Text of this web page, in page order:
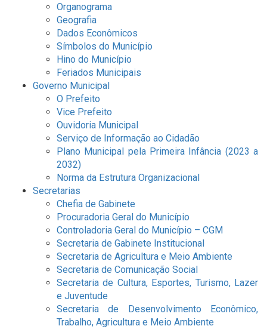
Organograma
Geografia
Dados Econômicos
Símbolos do Município
Hino do Município
Feriados Municipais
Governo Municipal
O Prefeito
Vice Prefeito
Ouvidoria Municipal
Serviço de Informação ao Cidadão
Plano Municipal pela Primeira Infância (2023 a
2032)
Norma da Estrutura Organizacional
Secretarias
Chefia de Gabinete
Procuradoria Geral do Município
Controladoria Geral do Município – CGM
Secretaria de Gabinete Institucional
Secretaria de Agricultura e Meio Ambiente
Secretaria de Comunicação Social
Secretaria de Cultura, Esportes, Turismo, Lazer
e Juventude
Secretaria de Desenvolvimento Econômico,
Trabalho, Agricultura e Meio Ambiente